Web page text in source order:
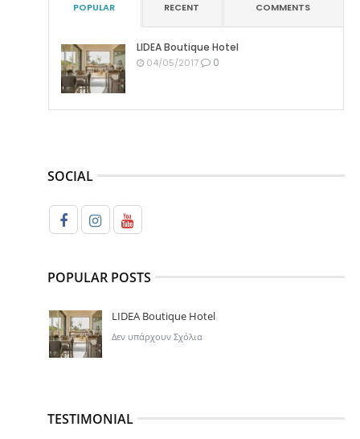
POPULAR RECENT COMMENTS
LIDEA Boutique Hotel
04/05/2017 0
SOCIAL
POPULAR POSTS
LIDEA Boutique Hotel
Δεν υπάρχουν Σχόλια
TESTIMONIAL